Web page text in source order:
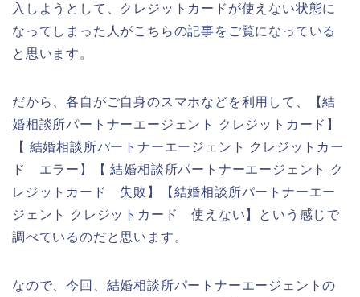
入しようとして、クレジットカードが使えない状態に
なってしまった人がこちらの記事をご覧になっている
と思います。
だから、各自がご自身のスマホなどを利用して、【結
婚相談所パートナーエージェント クレジットカード】
【 結婚相談所パートナーエージェント クレジットカー
ド エラー】【 結婚相談所パートナーエージェント ク
レジットカード 失敗】【結婚相談所パートナーエー
ジェント クレジットカード 使えない】という感じで
調べているのだと思います。
なので、今回、結婚相談所パートナーエージェントの